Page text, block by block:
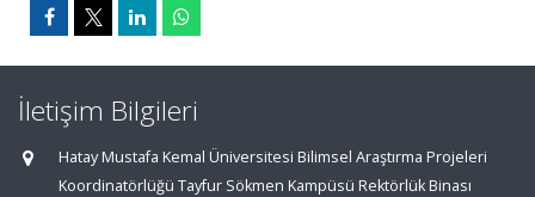
İletişim Bilgileri
Hatay Mustafa Kemal Üniversitesi Bilimsel Araştırma Projeleri
Koordinatörlüğü Tayfur Sökmen Kampüsü Rektörlük Binası